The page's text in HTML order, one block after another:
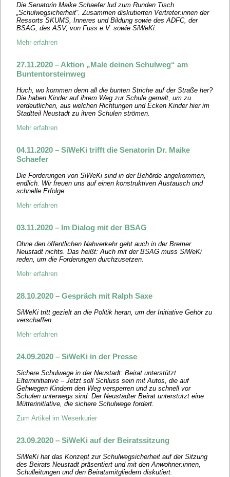
Die Senatorin Maike Schaefer lud zum Runden Tisch
„Schulwegsicherheit“. Zusammen diskutierten Vertreter:innen der
Ressorts SKUMS, Inneres und Bildung sowie des ADFC, der
BSAG, des ASV, von Fuss e.V. sowie SiWeKi.
Mehr erfahren
27.11.2020 – Aktion „Male deinen Schulweg“ am
Buntentorsteinweg
Huch, wo kommen denn all die bunten Striche auf der Straße her?
Die haben Kinder auf ihrem Weg zur Schule gemalt, um zu
verdeutlichen, aus welchen Richtungen und Ecken Kinder hier im
Stadtteil Neustadt zu ihren Schulen strömen.
Mehr erfahren
04.11.2020 – SiWeKi trifft die Senatorin Dr. Maike
Schaefer
Die Forderungen von SiWeKi sind in der Behörde angekommen,
endlich. Wir freuen uns auf einen konstruktiven Austausch und
schnelle Erfolge.
Mehr erfahren
03.11.2020 – Im Dialog mit der BSAG
Ohne den öffentlichen Nahverkehr geht auch in der Bremer
Neustadt nichts. Das heißt: Auch mit der BSAG muss SiWeKi
reden, um die Forderungen durchzusetzen.
Mehr erfahren
28.10.2020 – Gespräch mit Ralph Saxe
SiWeKi tritt gezielt an die Politik heran, um der Initiative Gehör zu
verschaffen.
Mehr erfahren
24.09.2020 – SiWeKi in der Presse
Sichere Schulwege in der Neustadt: Beirat unterstützt
Elterninitiative – Jetzt soll Schluss sein mit Autos, die auf
Gehwegen Kindern den Weg versperren und zu schnell vor
Schulen unterwegs sind: Der Neustädter Beirat unterstützt eine
Mütterinitiative, die sichere Schulwege fordert.
Zum Artikel im Weserkurier
23.09.2020 – SiWeKi auf der Beiratssitzung
SiWeKi hat das Konzept zur Schulwegsicherheit auf der Sitzung
des Beirats Neustadt präsentiert und mit den Anwohner:innen,
Schulleitungen und den Beiratsmitgliedern diskutiert.